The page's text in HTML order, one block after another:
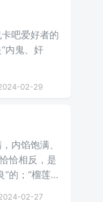
吧爱好者的
内鬼、奸
02-29
内馅饱满、
恰相反，是
的；“榴莲刺
02-27